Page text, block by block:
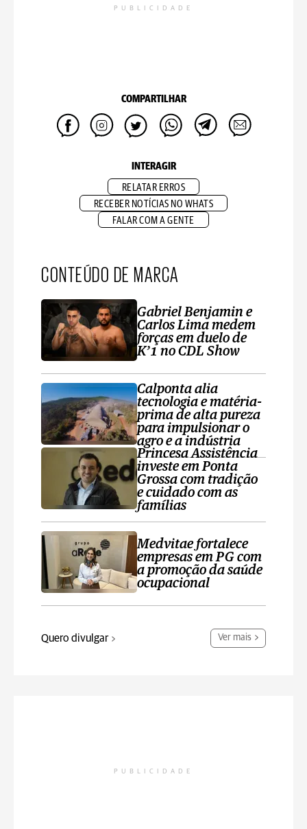
PUBLICIDADE
COMPARTILHAR
INTERAGIR
RELATAR ERROS
RECEBER NOTÍCIAS NO WHATS
FALAR COM A GENTE
CONTEÚDO DE MARCA
Gabriel Benjamin e
Carlos Lima medem
forças em duelo de
K’1 no CDL Show
Calponta alia
tecnologia e matéria-
prima de alta pureza
para impulsionar o
agro e a indústria
Princesa Assistência
investe em Ponta
Grossa com tradição
e cuidado com as
famílias
Medvitae fortalece
empresas em PG com
a promoção da saúde
ocupacional
Quero divulgar Ver mais
PUBLICIDADE